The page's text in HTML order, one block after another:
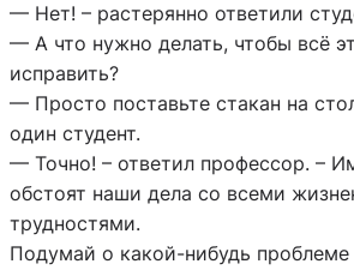
— Нет! – растерянно ответили
— А что нужно делать, чтобы всё
исправить?
— Просто поставьте стакан на
один студент.
— Точно! – ответил профессор. –
обстоят наши дела со всеми
трудностями.
Подумай о какой-нибудь проблеме